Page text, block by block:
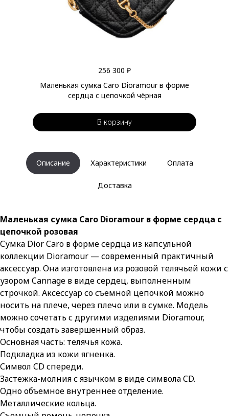
256 300 ₽
Маленькая сумка Caro Dioramour в форме
сердца с цепочкой чёрная
В корзину
Описание Характеристики Оплата
Доставка
Маленькая сумка Caro Dioramour в форме сердца с
цепочкой розовая
Сумка Dior Caro в форме сердца из капсульной
коллекции Dioramour — современный практичный
аксессуар. Она изготовлена из розовой телячьей кожи с
узором Cannage в виде сердец, выполненным
строчкой. Аксессуар со съемной цепочкой можно
носить на плече, через плечо или в сумке. Модель
можно сочетать с другими изделиями Dioramour,
чтобы создать завершенный образ.
Основная часть: телячья кожа.
Подкладка из кожи ягненка.
Символ CD спереди.
Застежка-молния с язычком в виде символа CD.
Одно объемное внутреннее отделение.
Металлические кольца.